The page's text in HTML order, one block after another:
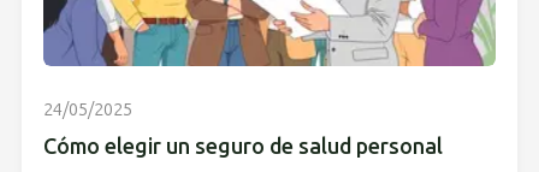
24/05/2025
Cómo elegir un seguro de salud personal